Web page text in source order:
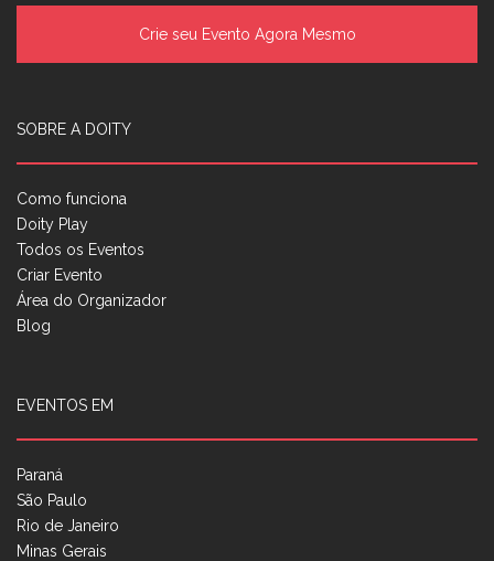
Crie seu Evento Agora Mesmo
SOBRE A DOITY
Como funciona
Doity Play
Todos os Eventos
Criar Evento
Área do Organizador
Blog
EVENTOS EM
Paraná
São Paulo
Rio de Janeiro
Minas Gerais